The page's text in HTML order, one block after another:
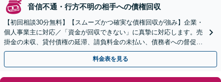
音信不通・行方不明の相手への債権回収
【初回相談30分無料】【スムーズかつ確実な債権回収が強み】企業・
個人事業主に対応／「資金が回収できない」に真摯に対応します。売
掛金の未収、貸付債権の延滞、請負料金の未払い、債務者への督促、
訴訟、強制執行手続きなどお任せください
料金表を見る